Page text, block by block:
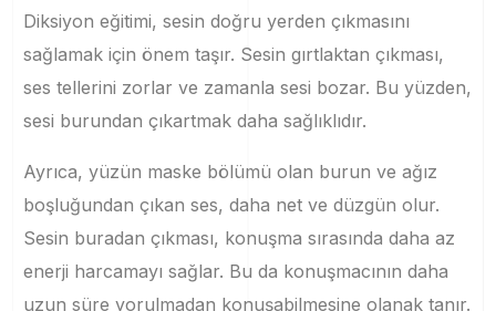
Diksiyon eğitimi, sesin doğru yerden çıkmasını
sağlamak için önem taşır. Sesin gırtlaktan çıkması,
ses tellerini zorlar ve zamanla sesi bozar. Bu yüzden,
sesi burundan çıkartmak daha sağlıklıdır.
Ayrıca, yüzün maske bölümü olan burun ve ağız
boşluğundan çıkan ses, daha net ve düzgün olur.
Sesin buradan çıkması, konuşma sırasında daha az
enerji harcamayı sağlar. Bu da konuşmacının daha
uzun süre yorulmadan konuşabilmesine olanak tanır.